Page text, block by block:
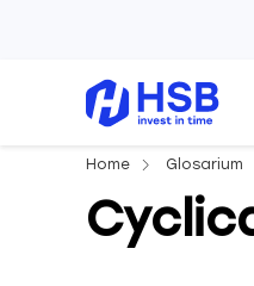
Home Glosarium